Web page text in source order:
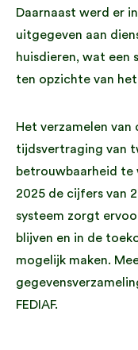
Daarnaast werd er
uitgegeven aan
huisdieren, wat een
ten opzichte van
Het verzamelen
tijdsvertraging van
betrouwbaarheid te
2025 de cijfers van
systeem zorgt
blijven en in de
mogelijk maken.
FEDIAF.